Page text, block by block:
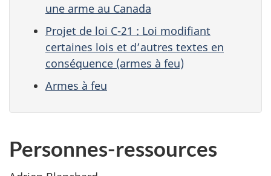
une arme au Canada
Projet de loi C-21 : Loi modifiant
certaines lois et d’autres textes en
conséquence (armes à feu)
Armes à feu
Personnes-ressources